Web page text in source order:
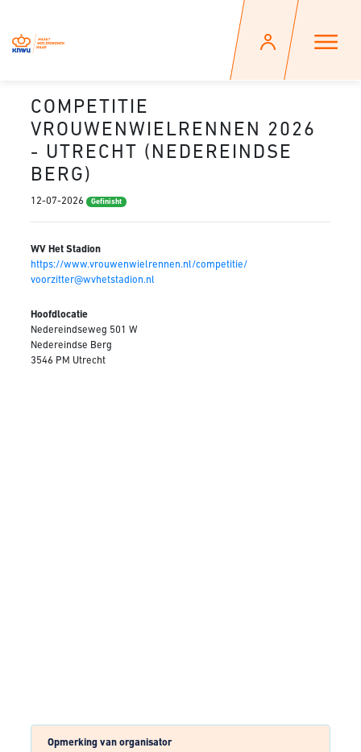
COMPETITIE
VROUWENWIELRENNEN 2026
- UTRECHT (NEDEREINDSE
BERG)
12-07-2026 Gefinisht
WV Het Stadion
https://www.vrouwenwielrennen.nl/competitie/
voorzitter@wvhetstadion.nl
Hoofdlocatie
Nedereindseweg 501 W
Nedereindse Berg
3546 PM Utrecht
Opmerking van organisator